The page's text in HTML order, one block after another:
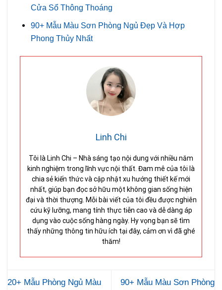
Cửa Sổ Thông Thoáng
90+ Mẫu Màu Sơn Phòng Ngủ Đẹp Và Hợp
Phong Thủy Nhất
Linh Chi
Tôi là Linh Chi – Nhà sáng tạo nội dung với nhiều năm
kinh nghiệm trong lĩnh vực nội thất. Đam mê của tôi là
chia sẻ kiến thức và cập nhật xu hướng thiết kế mới
nhất, giúp bạn đọc sở hữu một không gian sống hiện
đại và thời thượng. Mỗi bài viết của tôi đều được nghiên
cứu kỹ lưỡng, mang tính thực tiễn cao và dễ dàng áp
dụng vào cuộc sống hàng ngày. Hy vọng bạn sẽ tìm
thấy những thông tin hữu ích tại đây, cảm ơn vì đã ghé
thăm!
20+ Mẫu Phòng Ngủ Màu
90+ Mẫu Màu Sơn Phòng